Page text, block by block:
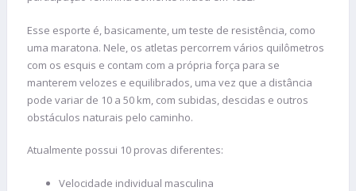
Esse esporte é, basicamente, um teste de resistência, como
uma maratona. Nele, os atletas percorrem vários quilômetros
com os esquis e contam com a própria força para se
manterem velozes e equilibrados, uma vez que a distância
pode variar de 10 a 50 km, com subidas, descidas e outros
obstáculos naturais pelo caminho.
Atualmente possui 10 provas diferentes:
Velocidade individual masculina